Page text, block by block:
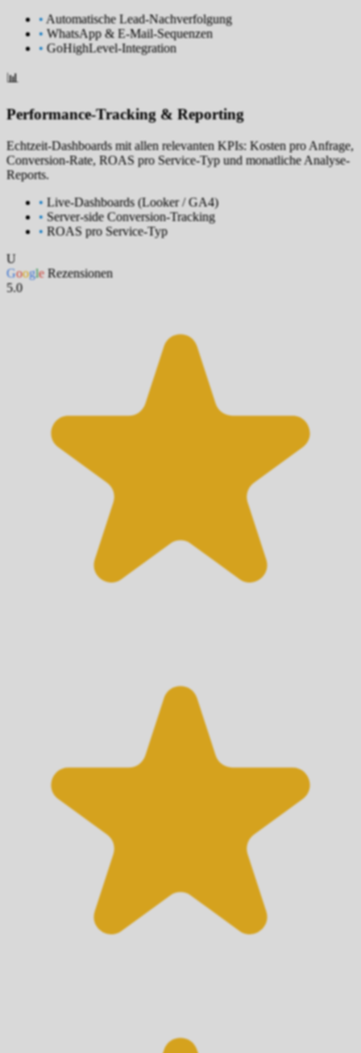
•Automatische Lead-Nachverfolgung
• WhatsApp & E-Mail-Sequenzen
•GoHighLevel-Integration
📊
Performance-Tracking & Reporting
Echtzeit-Dashboards mit allen relevanten KPIs: Kosten pro Anfrage,
Conversion-Rate, ROAS pro Service-Typ und monatliche Analyse-
Reports.
• Live-Dashboards (Looker / GA4)
• Server-side Conversion-Tracking
• ROAS pro Service-Typ
U
Google Rezensionen
5.0